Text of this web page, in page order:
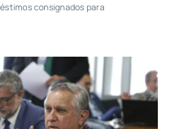
consignados para